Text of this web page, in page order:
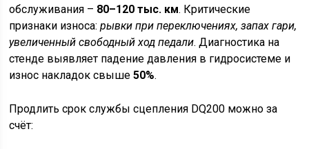
обслуживания – 80–120 тыс. км. Критические
признаки износа:рывки при переключениях, запах гари,
увеличенный свободный ход педали. Диагностика на
стенде выявляет падение давления в гидросистеме и
износ накладок свыше50%.
Продлить срок службы сцепления DQ200 можно за
счёт: